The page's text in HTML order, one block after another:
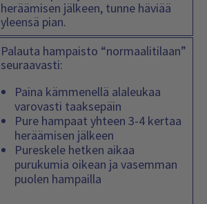
heräämisen jälkeen, tunne häviää
yleensä pian.
Palauta hampaisto “normaalitilaan”
seuraavasti:
Paina kämmenellä alaleukaa
varovasti taaksepäin
Pure hampaat yhteen 3-4 kertaa
heräämisen jälkeen
Pureskele hetken aikaa
purukumia oikean ja vasemman
puolen hampailla